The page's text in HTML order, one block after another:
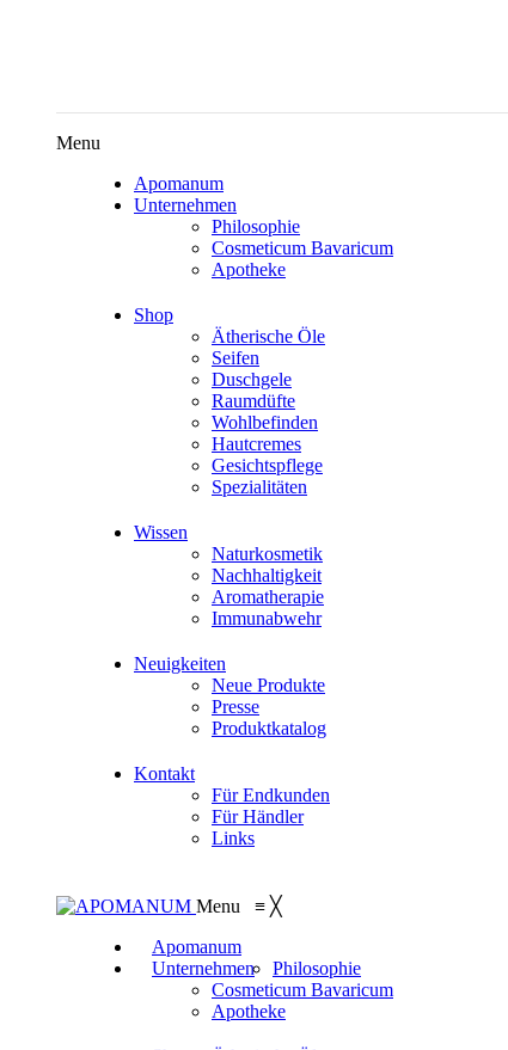
Menu
Apomanum
Unternehmen
Philosophie
Cosmeticum Bavaricum
Apotheke
Shop
Ätherische Öle
Seifen
Duschgele
Raumdüfte
Wohlbefinden
Hautcremes
Gesichtspflege
Spezialitäten
Wissen
Naturkosmetik
Nachhaltigkeit
Aromatherapie
Immunabwehr
Neuigkeiten
Neue Produkte
Presse
Produktkatalog
Kontakt
Für Endkunden
Für Händler
Links
Menu ≡ ╳
Apomanum
Unternehmen
Philosophie
Cosmeticum Bavaricum
Apotheke